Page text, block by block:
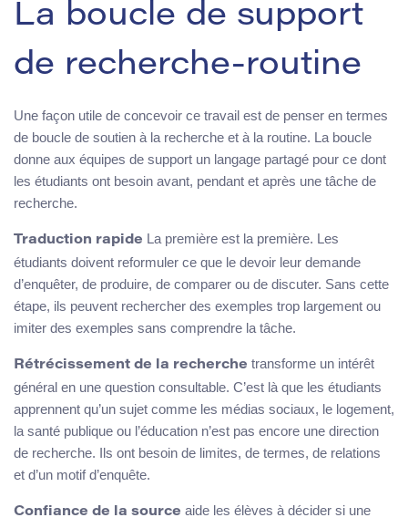
La boucle de support
de recherche-routine
Une façon utile de concevoir ce travail est de penser en termes
de boucle de soutien à la recherche et à la routine. La boucle
donne aux équipes de support un langage partagé pour ce dont
les étudiants ont besoin avant, pendant et après une tâche de
recherche.
Traduction rapide La première est la première. Les
étudiants doivent reformuler ce que le devoir leur demande
d’enquêter, de produire, de comparer ou de discuter. Sans cette
étape, ils peuvent rechercher des exemples trop largement ou
imiter des exemples sans comprendre la tâche.
Rétrécissement de la recherche transforme un intérêt
général en une question consultable. C’est là que les étudiants
apprennent qu’un sujet comme les médias sociaux, le logement,
la santé publique ou l’éducation n’est pas encore une direction
de recherche. Ils ont besoin de limites, de termes, de relations
et d’un motif d’enquête.
Confiance de la source aide les élèves à décider si une